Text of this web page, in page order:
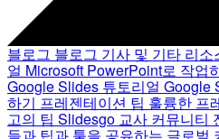
블로그 블로그 기사 및 기타 리소
얼 Microsoft PowerPoint로 작업
Google Slides 튜토리얼 Google
하기 프레젠테이션 팁 훌륭한 프
고의 팁 Slidesgo 교사 커뮤니티